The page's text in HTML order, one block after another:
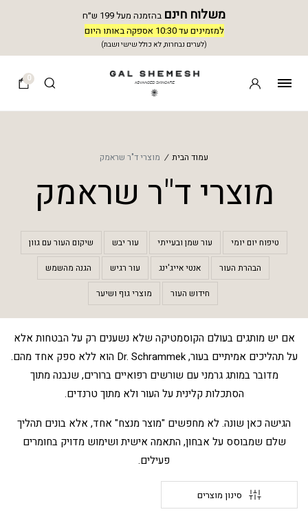
משלוח חינם בהזמנה מעל 199 ש״ח
למזמינים עד 10:30 אספקה באותו היום
(לערים נבחרות, לא כולל שישי ושבת)
0
עמוד הבית / מוצרי ד"ר שראמק
מוצרי ד"ר שראמק
טיפוח יום יומי עור שמן ובעייתי עור יבש שיקום העור עם גוון
הבהרת העור אנטי אייג'ינג עור רגיש הגנה מהשמש
חידוש העור מוצרי גוף ושיער
אם יש מותגים בעולם הקוסמטיקה שלא נשענים רק על הבטחות אלא
על תהליכים אמיתיים בעור, Dr. Schrammek הוא ללא ספק אחד מהם.
מדובר במותג גרמני עם שורשים רפואיים ברורים, שנבנה מתוך
הסתכלות קלינית על העור ולא מתוך טרנדים.
הגישה כאן שונה. לא מחפשים "מוצר מנצח" אחד, אלא בונים תהליך
שלם שמבוסס על אבחון, התאמה אישית ושימוש מדויק בחומרים
פעילים.
סינון מוצרים